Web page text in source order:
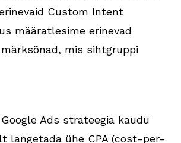
Custom Intent
määratlesime erinevad
mis sihtgruppi
Ads strateegia kaudu
langetada ühe CPA (cost-per-